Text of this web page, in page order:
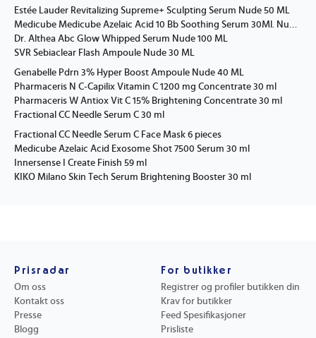
Estée Lauder Revitalizing Supreme+ Sculpting Serum Nude 50 ML
Medicube Medicube Azelaic Acid 10 Bb Soothing Serum 30Ml. Nude 30 ML
Dr. Althea Abc Glow Whipped Serum Nude 100 ML
SVR Sebiaclear Flash Ampoule Nude 30 ML
Genabelle Pdrn 3% Hyper Boost Ampoule Nude 40 ML
Pharmaceris N C-Capilix Vitamin C 1200 mg Concentrate 30 ml
Pharmaceris W Antiox Vit C 15% Brightening Concentrate 30 ml
Fractional CC Needle Serum C 30 ml
Fractional CC Needle Serum C Face Mask 6 pieces
Medicube Azelaic Acid Exosome Shot 7500 Serum 30 ml
Innersense I Create Finish 59 ml
KIKO Milano Skin Tech Serum Brightening Booster 30 ml
Prisradar
Om oss
Kontakt oss
Presse
Blogg
For butikker
Registrer og profiler butikken din
Krav for butikker
Feed Spesifikasjoner
Prisliste